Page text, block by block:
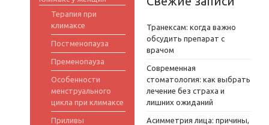
Терапия при
климаксе
Постменопауза
Пременопауза
Особенности
менструального
цикла при климаксе
Приливы
Транексам: когда важно
обсудить препарат с
врачом
Современная
стоматология: как выбрать
лечение без страха и
лишних ожиданий
Асимметрия лица: причины,